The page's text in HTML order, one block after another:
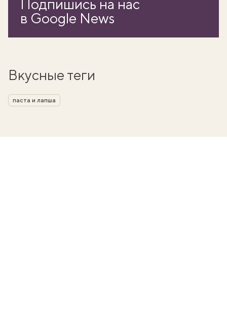
Подпишись на нас
в Google News
Вкусные теги
паста и лапша